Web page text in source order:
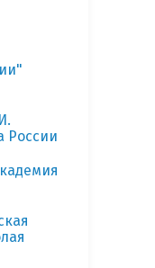
России